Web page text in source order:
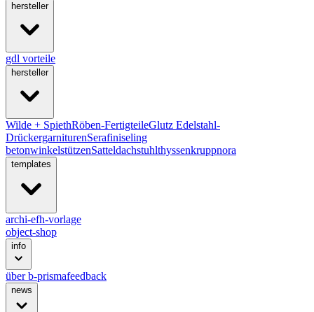
hersteller
gdl vorteile
hersteller
Wilde + SpiethRöben-FertigteileGlutz Edelstahl-
DrückergarniturenSerafiniseling
betonwinkelstützenSatteldachstuhlthyssenkruppnora
templates
archi-efh-vorlage
object-shop
info
über b-prismafeedback
news